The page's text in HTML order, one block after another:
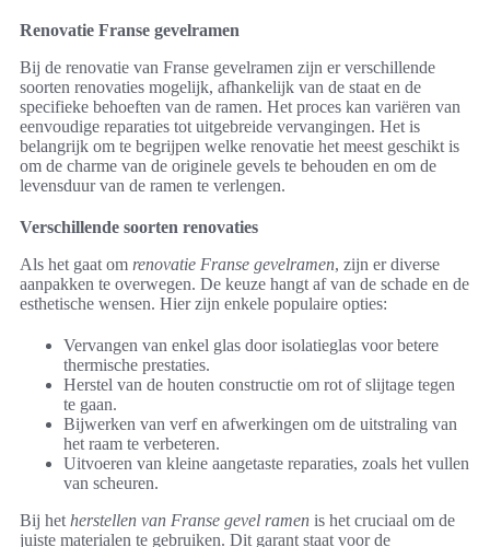
Renovatie Franse gevelramen
Bij de renovatie van Franse gevelramen zijn er verschillende
soorten renovaties mogelijk, afhankelijk van de staat en de
specifieke behoeften van de ramen. Het proces kan variëren van
eenvoudige reparaties tot uitgebreide vervangingen. Het is
belangrijk om te begrijpen welke renovatie het meest geschikt is
om de charme van de originele gevels te behouden en om de
levensduur van de ramen te verlengen.
Verschillende soorten renovaties
Als het gaat om renovatie Franse gevelramen, zijn er diverse
aanpakken te overwegen. De keuze hangt af van de schade en de
esthetische wensen. Hier zijn enkele populaire opties:
Vervangen van enkel glas door isolatieglas voor betere
thermische prestaties.
Herstel van de houten constructie om rot of slijtage tegen
te gaan.
Bijwerken van verf en afwerkingen om de uitstraling van
het raam te verbeteren.
Uitvoeren van kleine aangetaste reparaties, zoals het vullen
van scheuren.
Bij het herstellen van Franse gevel ramen is het cruciaal om de
juiste materialen te gebruiken. Dit garant staat voor de